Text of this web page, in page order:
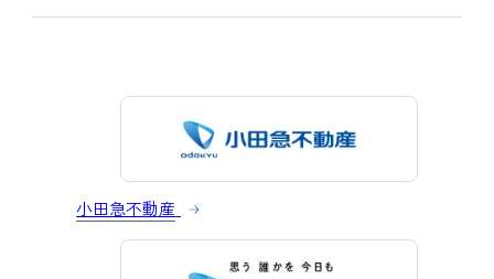
小田急不動産